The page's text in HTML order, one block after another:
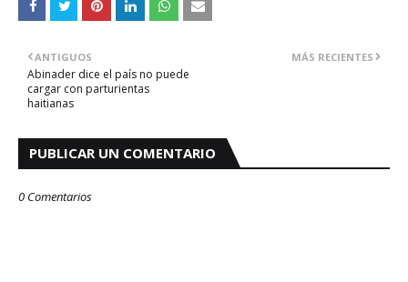
MÁS RECIENTES
ANTIGUOS
Abinader dice el país no puede
cargar con parturientas
haitianas
PUBLICAR UN COMENTARIO
0 Comentarios